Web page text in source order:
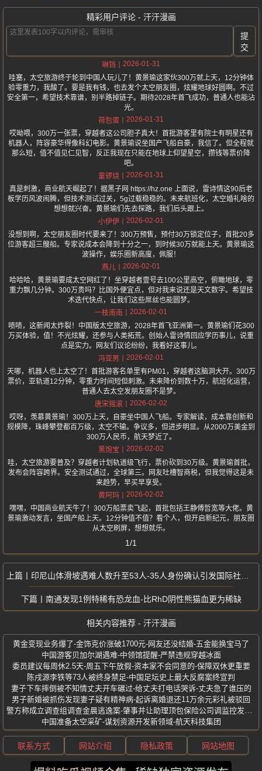
精彩用户评论 - 汗汗漫画
提
交
琳铛
2026-01-31
哇塞，太空旅游终于轮到中国人玩儿了！黄景瑜这家伙300万就上天，12分钟体
验零重力，我酸了。要是我有钱，也去发个太空朋友圈，炫耀地球好圆啊。不过
安全第一，希望技术靠谱，别半路掉链子。期待2028年首飞成功，普通人也能沾
光。
荷包蛋
2026-01-31
哎呦喂，300万一张票，穿越者这公司胆子真大！首批游客里有院士有明星还有
机器人，阵容豪华得像科幻电影。黄景瑜说坐国产飞船自豪，我信了。但全程就
那么短，值不值见仁见智，反正我现在只能在地球上仰望星空，攒钱等票价降
吧。
童锣烧
2026-01-31
真是刺激，商业航天崛起了！据黑子网 https://hz.one 上面说，雷诗情这90后老
板学历风波闹腾，但技术测试过关，5g过载稳稳的。未来航班化，太空婚礼啥的
想想就兴奋。黄景瑜们先去探路，我们后头跟上。
小伊伊
2026-02-01
没想到啊，太空朋友圈时代要来了！300万预售，预付30万锁定位子，首批20多
位游客超三艘船。专家说成本会降到十分之一，到时候30万就能上天。黄景瑜这
波操作，娱乐圈新高度，佩服！
燕儿
2026-02-01
哈哈哈，黄景瑜要成太空网红了！坐穿越者壹号去100公里高空，俯瞰地球，零
重力飘几分钟。300万贵吗？比国外便宜点，但对我来说还是天文数字。希望技
术迭代快点，让我们这些屌丝也能圆梦。
一枝南南
2026-02-01
啧啧，这新闻太炸裂！中国版太空旅游，2028年首飞亚洲第一。黄景瑜们花300
万买体验，值！不光炫耀，还参与人类拓荒。创始人雷诗情回应学历事儿，说重
点是实力。网友们议论纷纷，我看好这事儿。
冯亚男
2026-02-01
天哪，机器人也上太空了！首批游客名单里有PM01，穿越者这脑洞大开。300万
票价，亚轨道12分钟，零重力时间短但刺激。未来降价到数十万，航班化运营，
普通人去太空发朋友圈不是梦。
唐宋摇滚
2026-02-02
哎呀，羡慕黄景瑜！300万上天，自豪坐中国人飞船。专家解读，成本靠创新和
规模降，珠峰攀登都百万级，太空不输。争议多，但进步明显。从2000万美金到
300万人民币，航天梦近了。
黑饱宝
2026-02-02
哇，太空旅游要普及？穿越者计划轨道级飞行，票价砍到30万级。黄景瑜首批，
发布会阵容跨界。安全测试通过，全球第三。网友吐槽智商税，但我觉得这是未
来趋势，早买早享受。
黄阿玛
2026-02-02
嘿嘿，中国商业航天牛了！300万船票卖飞起，首批包括王静傅哲宽等大佬。黄
景瑜激动发言，坐国产船上天。12分钟值不值？看个人，但开启新纪元，朋友圈
从太空刷屏，想想就乐。
1/1
印尼山体滑坡遇难人数升至53人-35人身份确认引发国际社会哗然
南通发现1例特稀有恐龙血-比RhD阴性熊猫血更为稀缺
相关内容推荐 - 汗汗漫画
黄金变现业务爆了-金饰克价涨破1700元-网友还没结婚-五金能换宝马了
中国游客贝加尔湖遇难-中领馆提醒-严禁违规穿越冰面
委员建议每周休2.5天-周五下午放假-资本家不会同意的-保障双休更重要
陈戌源李铁等73人被终身禁足-中国足坛史上最大反腐案终宣判
妻子下车摔倒被不知情丈夫开车碾过-给丈夫打电话哭诉-丈夫急了谁压的
男子新婚被抓伤发现妻子疑有精神病-起诉离婚退还11万余元彩礼被驳回
中国准备太空采矿-谋划资源开发新领域-航天科技集团
联系方式 网站介绍 隐私政策 网站地图